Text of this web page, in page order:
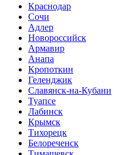
Краснодар
Сочи
Адлер
Новороссийск
Армавир
Анапа
Кропоткин
Геленджик
Славянск-на-Кубани
Туапсе
Лабинск
Крымск
Тихорецк
Белореченск